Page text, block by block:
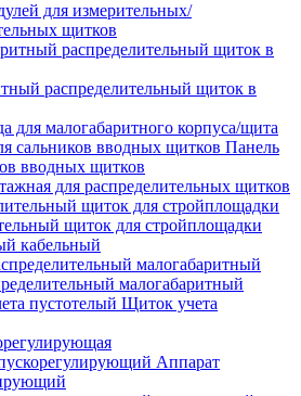
для измерительных/
щитков
распределительный щиток в
для малогабаритного корпуса/щита
Панель
вводных щитков
для распределительных щитков
щиток для стройплощадки
кабельный
малогабаритный
Щиток учета
Аппарат